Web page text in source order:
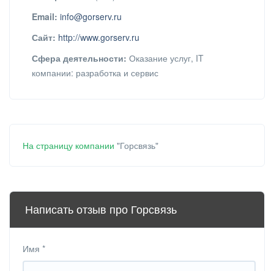
Email: info@gorserv.ru
Сайт: http://www.gorserv.ru
Сфера деятельности: Оказание услуг, IT
компании: разработка и сервис
На страницу компании "Горсвязь"
Написать отзыв про Горсвязь
Имя *